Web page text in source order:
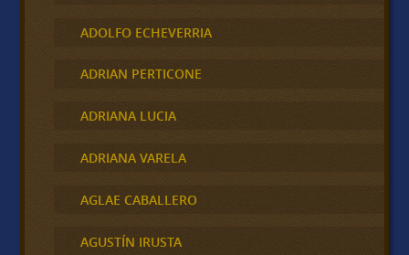
ADOLFO ECHEVERRIA
ADRIAN PERTICONE
ADRIANA LUCIA
ADRIANA VARELA
AGLAE CABALLERO
AGUSTÍN IRUSTA